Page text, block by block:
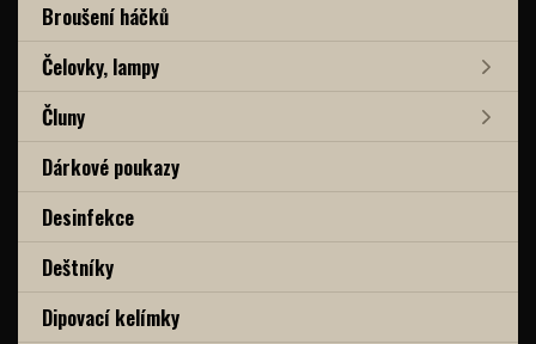
Broušení háčků
Čelovky, lampy
Čluny
Dárkové poukazy
Desinfekce
Deštníky
Dipovací kelímky